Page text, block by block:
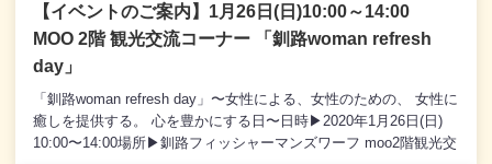
【イベントのご案内】1月26日(日)10:00～14:00
MOO 2階 観光交流コーナー 「釧路woman refresh
day」
「釧路woman refresh day」 〜女性による、女性のための、 女性に
癒しを提供する。 心を豊かにする日〜 日時▶︎2020年1月26日(日)
10:00〜14:00 場所▶︎釧路フィッシャーマンズワーフ moo2階観光交